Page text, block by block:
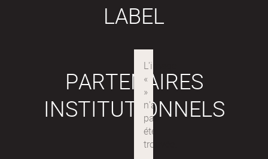
LABEL
PARTENAIRES
INSTITUTIONNELS